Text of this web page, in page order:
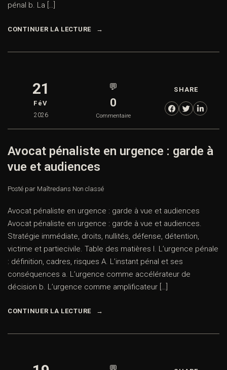
pénal b. La […]
CONTINUER LA LECTURE
21
FéV
2026
💬
0
Commentaire
SHARE
Avocat pénaliste en urgence : garde à
vue et audiences
Posté par Maîtredans Non classé
Avocat pénaliste en urgence : garde à vue et audiences
Avocat pénaliste en urgence : garde à vue et audiences.
Stratégie immédiate, droits, nullités, défense, détention,
victime et partiecivile. Table des matières I. L’urgence pénale
: définition, cadres, risques A. L’instant pénal et ses
conséquences a. L’urgence comme accélérateur de
décision b. L’urgence comme amplificateur […]
CONTINUER LA LECTURE